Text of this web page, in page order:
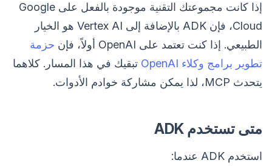
إذا كانت مجموعتك التقنية موجودة بالفعل على Google
Cloud، فإن ADK بالإضافة إلى Vertex AI هو الخيار
الطبيعي. إذا كنت تعتمد على OpenAI أولاً، فإن
حزمة
تطوير برامج وكلاء OpenAI
تبقيك في هذا المسار. كلاهما
يتحدث MCP، لذا يمكن مشاركة خوادم الأدوات.
متى تستخدم ADK
استخدم ADK عندما: